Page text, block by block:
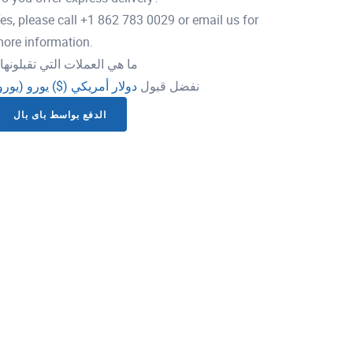
please call +1 862 783 0029 or email us for
information.
ما هي العملات التي
نفضل قبول دولار أمريكي ($) يورو
الدفع بواسط باى بال